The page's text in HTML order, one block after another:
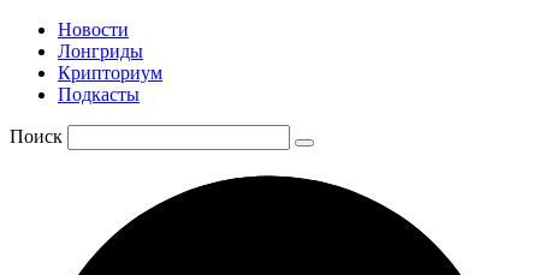
Новости
Лонгриды
Крипториум
Подкасты
Поиск